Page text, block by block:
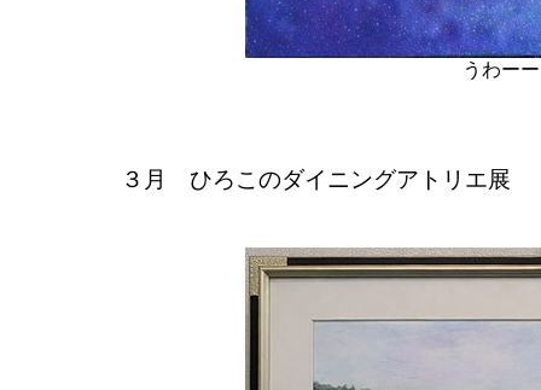
うわー
３月 ひろこのダイニングアトリエ展